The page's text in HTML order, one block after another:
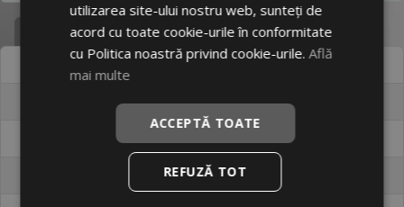
Specificatii
Atribut
Valoare
Cod produs
#34879138
EAN
6924590218888
utilizarea site-ului nostru web, sunteți de
acord cu toate cookie-urile în conformitate
cu Politica noastră privind cookie-urile.Află
mai multe
ACCEPTĂ TOATE
REFUZĂ TOT